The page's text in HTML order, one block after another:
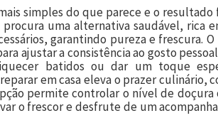
simples do que parece e o
uma alternativa saudável, rica
garantindo pureza e frescura.
ajustar a consistência ao gosto
batidos ou dar um toque
em casa eleva o prazer culinário,
permite controlar o nível de
o frescor e desfrute de um